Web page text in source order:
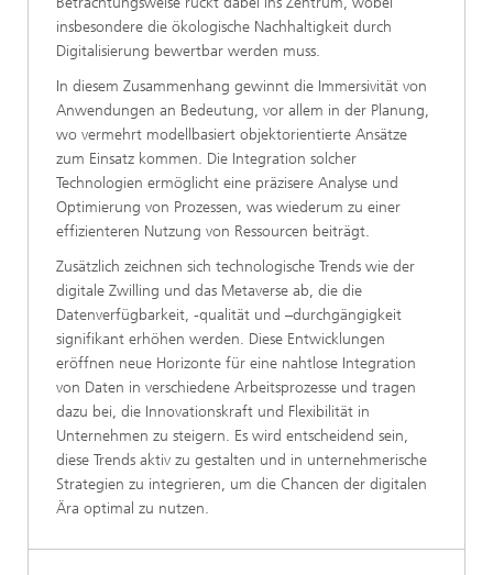
insbesondere die ökologische Nachhaltigkeit durch
Digitalisierung bewertbar werden muss.
In diesem Zusammenhang gewinnt die Immersivität von
Anwendungen an Bedeutung, vor allem in der Planung,
wo vermehrt modellbasiert objektorientierte Ansätze
zum Einsatz kommen. Die Integration solcher
Technologien ermöglicht eine präzisere Analyse und
Optimierung von Prozessen, was wiederum zu einer
effizienteren Nutzung von Ressourcen beiträgt.
Zusätzlich zeichnen sich technologische Trends wie der
digitale Zwilling und das Metaverse ab, die die
Datenverfügbarkeit, -qualität und –durchgängigkeit
signifikant erhöhen werden. Diese Entwicklungen
eröffnen neue Horizonte für eine nahtlose Integration
von Daten in verschiedene Arbeitsprozesse und tragen
dazu bei, die Innovationskraft und Flexibilität in
Unternehmen zu steigern. Es wird entscheidend sein,
diese Trends aktiv zu gestalten und in unternehmerische
Strategien zu integrieren, um die Chancen der digitalen
Ära optimal zu nutzen.